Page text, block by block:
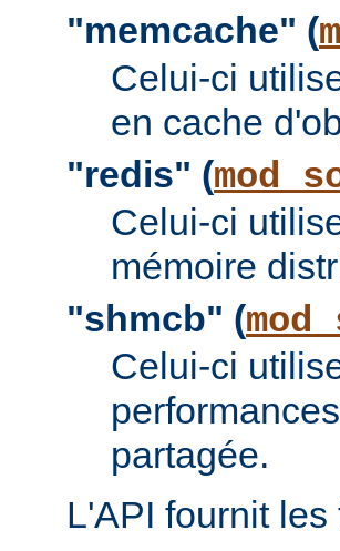
"memcache" (
Celui-ci
en cache
"redis" (
Celui-ci
mémoire
"shmcb" (
Celui-ci
partagée.
L'API fournit